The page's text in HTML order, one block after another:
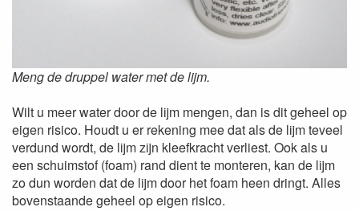
Meng de druppel water met de lijm.
Wilt u meer water door de lijm mengen, dan is dit geheel op
eigen risico. Houdt u er rekening mee dat als de lijm teveel
verdund wordt, de lijm zijn kleefkracht verliest. Ook als u
een schuimstof (foam) rand dient te monteren, kan de lijm
zo dun worden dat de lijm door het foam heen dringt. Alles
bovenstaande geheel op eigen risico.